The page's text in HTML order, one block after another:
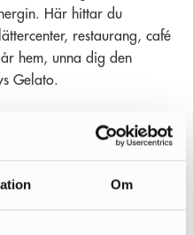
Om
Här hittar du
restaurang, café
hem, unna dig den
Gelato.